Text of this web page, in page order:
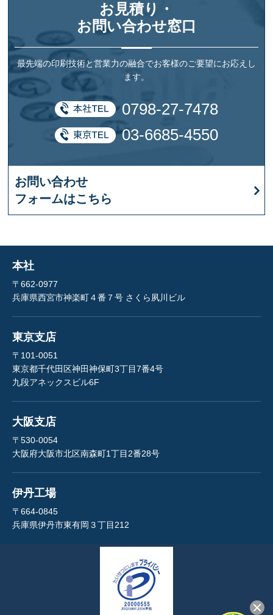
お見積り・
お問い合わせ窓口
最先端の印刷技術と営業力の融合でお客様のご要望にお応えし
ます。
0798-27-7478
03-6685-4550
お問い合わせ
フォームはこちら
本社
〒662-0977
兵庫県西宮市神楽町４番７号 さくら夙川ビル
東京支店
〒101-0051
東京都千代田区神田神保町3丁目7番4号
九段アネックスビル6F
大阪支店
〒530-0054
大阪府大阪市北区南森町1丁目2番28号
伊丹工場
〒664-0845
兵庫県伊丹市東有岡３丁目212